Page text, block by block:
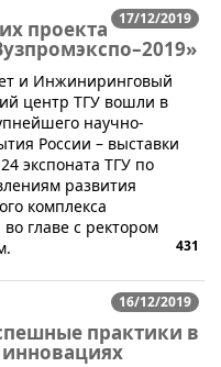
17/12/2019
проекта
и Инжиниринговый
центр ТГУ вошли в
научно-
России – выставки
экспоната ТГУ по
развития
комплекса
главе с ректором
431
16/12/2019
практики в